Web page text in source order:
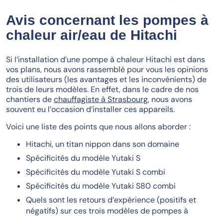
Avis concernant les pompes à
chaleur air/eau de Hitachi
Si l’installation d’une pompe à chaleur Hitachi est dans
vos plans, nous avons rassemblé pour vous les opinions
des utilisateurs (les avantages et les inconvénients) de
trois de leurs modèles. En effet, dans le cadre de nos
chantiers dechauffagiste à Strasbourg, nous avons
souvent eu l’occasion d’installer ces appareils.
Voici une liste des points que nous allons aborder :
Hitachi, un titan nippon dans son domaine
Spécificités du modèle Yutaki S
Spécificités du modèle Yutaki S combi
Spécificités du modèle Yutaki S80 combi
Quels sont les retours d’expérience (positifs et
négatifs) sur ces trois modèles de pompes à